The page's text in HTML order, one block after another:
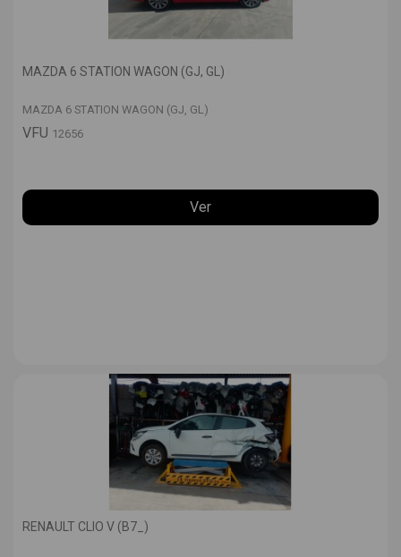
MAZDA 6 STATION WAGON (GJ, GL)
MAZDA 6 STATION WAGON (GJ, GL)
VFU 12656
Ver
RENAULT CLIO V (B7_)